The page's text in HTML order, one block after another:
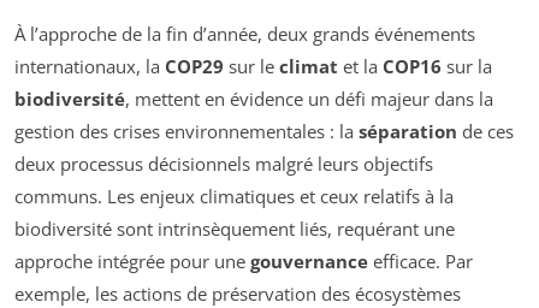
À l’approche de la fin d’année, deux grands événements
internationaux, la COP29 sur le climat et la COP16 sur la
biodiversité, mettent en évidence un défi majeur dans la
gestion des crises environnementales : la séparation de ces
deux processus décisionnels malgré leurs objectifs
communs. Les enjeux climatiques et ceux relatifs à la
biodiversité sont intrinsèquement liés, requérant une
approche intégrée pour une gouvernance efficace. Par
exemple, les actions de préservation des écosystèmes